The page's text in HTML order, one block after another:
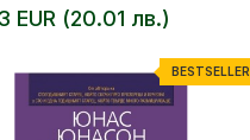
EUR (20.01 лв.)
BESTSELLER